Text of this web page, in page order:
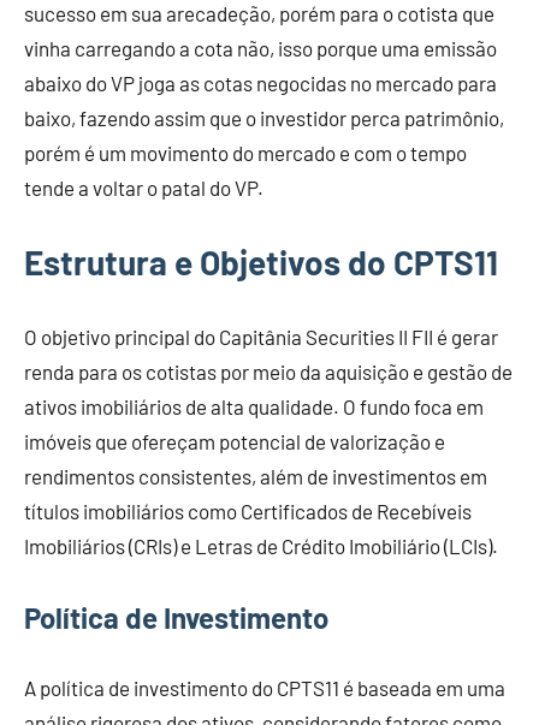
sucesso em sua arecadeção, porém para o cotista que
vinha carregando a cota não, isso porque uma emissão
abaixo do VP joga as cotas negocidas no mercado para
baixo, fazendo assim que o investidor perca patrimônio,
porém é um movimento do mercado e com o tempo
tende a voltar o patal do VP.
Estrutura e Objetivos do CPTS11
O objetivo principal do Capitânia Securities II FII é gerar
renda para os cotistas por meio da aquisição e gestão de
ativos imobiliários de alta qualidade. O fundo foca em
imóveis que ofereçam potencial de valorização e
rendimentos consistentes, além de investimentos em
títulos imobiliários como Certificados de Recebíveis
Imobiliários (CRIs) e Letras de Crédito Imobiliário (LCIs).
Política de Investimento
A política de investimento do CPTS11 é baseada em uma